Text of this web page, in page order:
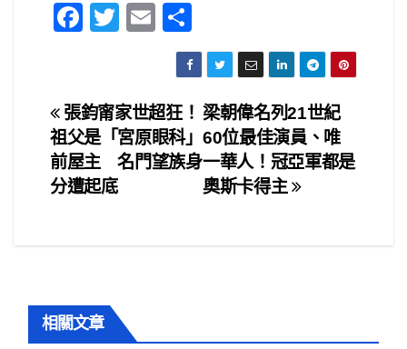
F
e
b
o
o
T
er
E
m
ail
h
ar
e
文
章
導
梁朝偉名列21世紀
60位最佳演員、唯
一華人！冠亞軍都是
奧斯卡得主
張鈞甯家世超狂！
祖父是「宮原眼科」
前屋主 名門望族身
分遭起底
相關文章